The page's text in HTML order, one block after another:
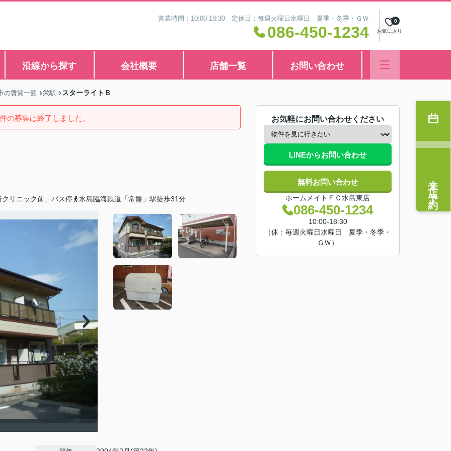
営業時間：10:00-18:30 定休日：毎週火曜日水曜日 夏季・冬季・ＧＷ
086-450-1234 お気に入り
0
沿線から探す 会社概要 店舗一覧 お問い合わせ
の賃貸一覧 栄駅 スターライトＢ
の募集は終了しました。
リニック前」バス停 水島臨海鉄道「常盤」駅徒歩31分
お気軽にお問い合わせください
LINEからお問い合わせ
無料お問い合わせ
ホームメイトＦＣ水島東店
086-450-1234
10:00-18:30
（休：毎週火曜日水曜日 夏季・冬季・
ＧＷ）
来店予約